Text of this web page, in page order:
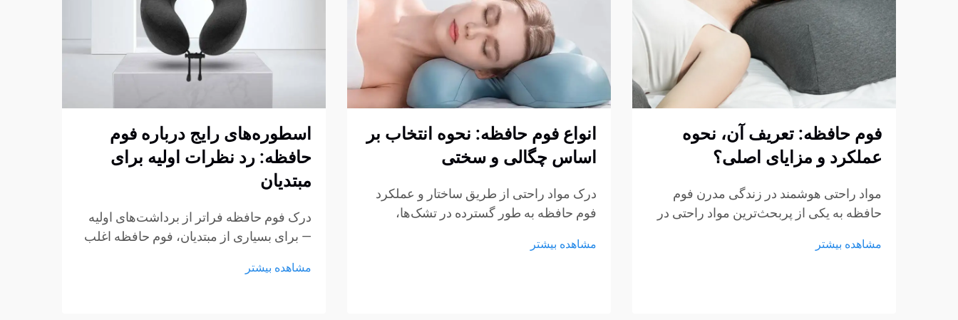
فوم حافظه: تعریف آن، نحوه
عملکرد و مزایای اصلی؟
مواد راحتی هوشمند در زندگی مدرن فوم
حافظه به یکی از پربحث‌ترین مواد راحتی در
شخصی تبدیل شده است. از تشک‌ها و بالش‌ها
مشاهده بیشتر
انواع فوم حافظه: نحوه انتخاب بر
اساس چگالی و سختی
درک مواد راحتی از طریق ساختار و عملکرد
فوم حافظه به طور گسترده در تشک‌ها،
می‌شود، اما هنوز بسیاری از خریداران در
مشاهده بیشتر
اسطوره‌های رایج درباره فوم
حافظه: رد نظرات اولیه برای
مبتدیان
درک فوم حافظه فراتر از برداشت‌های اولیه
— برای بسیاری از مبتدیان، فوم حافظه اغلب
تبلیغات، گفتگوهای غیررسمی یا تجربیات کوتاه
مشاهده بیشتر